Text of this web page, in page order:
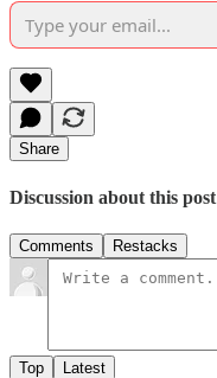
Share
Discussion about this post
Comments Restacks
Top Latest